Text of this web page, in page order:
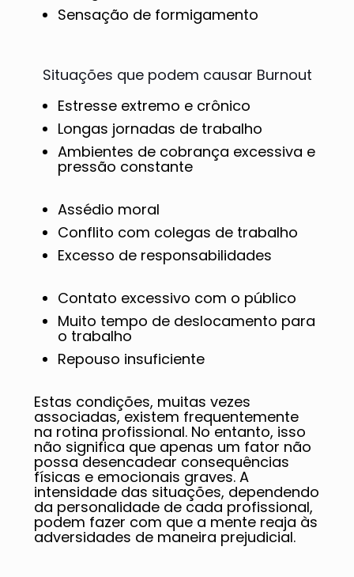
Sensação de formigamento
Situações que podem causar Burnout
Estresse extremo e crônico
Longas jornadas de trabalho
Ambientes de cobrança excessiva e
pressão constante
Assédio moral
Conflito com colegas de trabalho
Excesso de responsabilidades
Contato excessivo com o público
Muito tempo de deslocamento para
o trabalho
Repouso insuficiente
Estas condições, muitas vezes
associadas, existem frequentemente
na rotina profissional. No entanto, isso
não significa que apenas um fator não
possa desencadear consequências
físicas e emocionais graves. A
intensidade das situações, dependendo
da personalidade de cada profissional,
podem fazer com que a mente reaja às
adversidades de maneira prejudicial.